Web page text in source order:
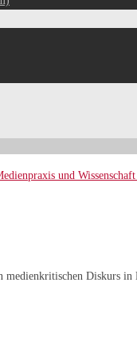
Diskurs